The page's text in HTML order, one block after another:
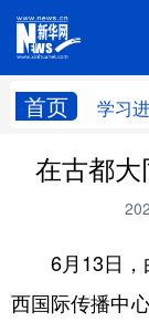
首页 学习
学习进行时
台湾
科技
在古都
6月13日，
西国际传播中